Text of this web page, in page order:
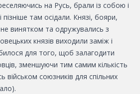
на Русь, брали із собою і
пізніше там осідали. Князі, бояри,
винятком та одружувались з
князів виходили заміж і
для того, щоб залагодити
зменшуючи тим самим кількість
військом союзників для cпільних